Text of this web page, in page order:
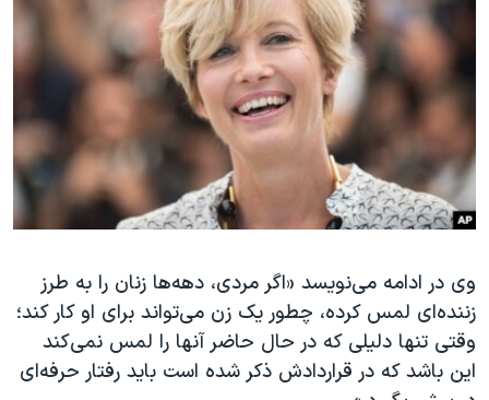
وی در ادامه می‌نویسد «اگر مردی، دهه‌ها زنان را به طرز
زننده‌ای لمس کرده، چطور یک زن می‌تواند برای او کار کند؛
وقتی تنها دلیلی که در حال حاضر آنها را لمس نمی‌کند
این باشد که در قراردادش ذکر شده است باید رفتار حرفه‌ای